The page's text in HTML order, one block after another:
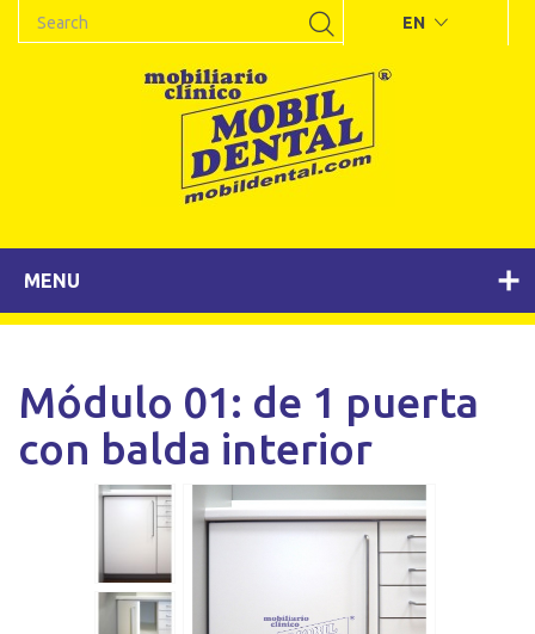
EN
MENU
Módulo 01: de 1 puerta
con balda interior